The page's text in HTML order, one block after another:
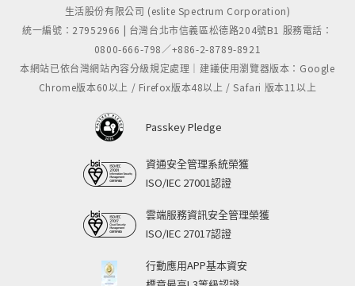
生活股份有限公司 (eslite Spectrum Corporation)
統一編號：27952966 | 台灣台北市信義區松德路204號B1 服務電話：
0800-666-798／+886-2-8789-8921
本網站已依台灣網站內容分級規定處理｜建議使用瀏覽器版本：Google
Chrome版本60以上 / Firefox版本48以上 / Safari 版本11以上
Passkey Pledge
資通安全管理系統榮獲
ISO/IEC 27001認證
雲端服務資訊安全管理榮獲
ISO/IEC 27017認證
行動應用APP基本資安